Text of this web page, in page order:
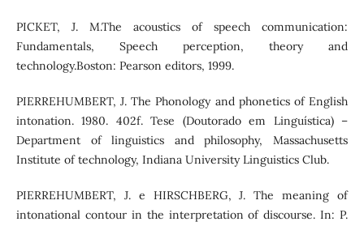
PICKET, J. M.The acoustics of speech communication:
Fundamentals, Speech perception, theory and
technology.Boston: Pearson editors, 1999.
PIERREHUMBERT, J. The Phonology and phonetics of English
intonation. 1980. 402f. Tese (Doutorado em Linguística) –
Department of linguistics and philosophy, Massachusetts
Institute of technology, Indiana University Linguistics Club.
PIERREHUMBERT, J. e HIRSCHBERG, J. The meaning of
intonational contour in the interpretation of discourse. In: P.